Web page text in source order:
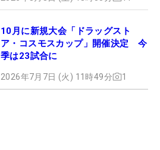
10月に新規大会「ドラッグスト
ア・コスモスカップ」開催決定 今
季は23試合に
2026年7月7日 (火) 11時49分 1